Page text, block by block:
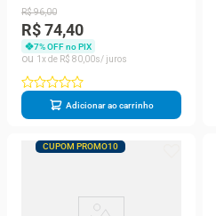
Vermelha
R$96,00
R$ 74,40
7% OFF no PIX
1
R$ 80 00
Adicionar ao carrinho
CUPOM PROMO10